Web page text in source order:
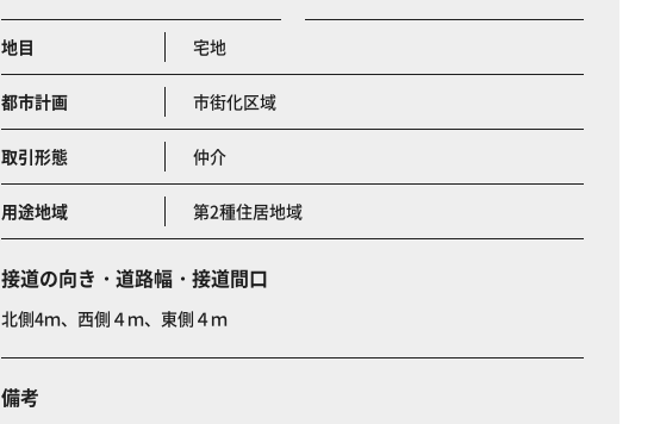
地目 宅地
都市計画 市街化区域
取引形態 仲介
用途地域 第2種住居地域
接道の向き・道路幅・接道間口
北側4ｍ、西側４ｍ、東側４ｍ
備考